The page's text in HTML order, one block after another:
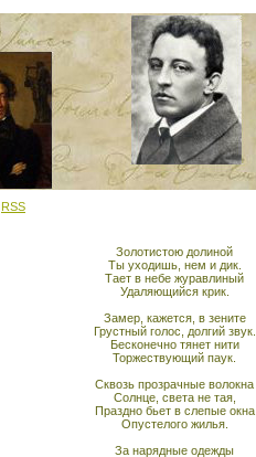
RSS
Золотистою долиной
Ты уходишь, нем и дик.
Тает в небе журавлиный
Удаляющийся крик.
Замер, кажется, в зените
Грустный голос, долгий звук.
Бесконечно тянет нити
Торжествующий паук.
Сквозь прозрачные волокна
Солнце, света не тая,
Праздно бьет в слепые окна
Опустелого жилья.
За нарядные одежды